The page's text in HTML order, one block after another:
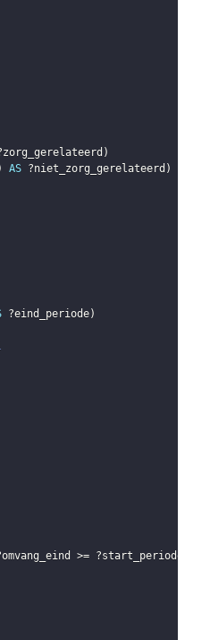
)
AS ?niet_zorg_gerelateerd )
?eind_periode)
>= ?start_periode